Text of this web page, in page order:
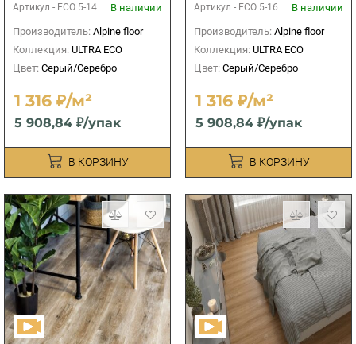
Артикул - ЕСО 5-14
В наличии
Производитель: Alpine floor
Коллекция: ULTRA ECO
Цвет: Серый/Серебро
1 316 ₽/м²
5 908,84 ₽/упак
В КОРЗИНУ
Артикул - ЕСО 5-16
В наличии
Производитель: Alpine floor
Коллекция: ULTRA ECO
Цвет: Серый/Серебро
1 316 ₽/м²
5 908,84 ₽/упак
В КОРЗИНУ